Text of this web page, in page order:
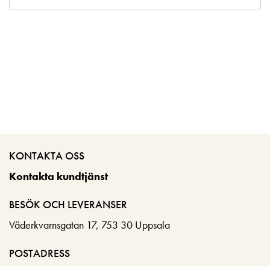
KONTAKTA OSS
Kontakta kundtjänst
BESÖK OCH LEVERANSER
Väderkvarnsgatan 17, 753 30 Uppsala
POSTADRESS